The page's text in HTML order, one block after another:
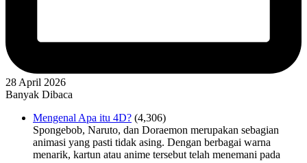
28 April 2026
Banyak Dibaca
Mengenal Apa itu 4D? (4,306)
Spongebob, Naruto, dan Doraemon merupakan sebagian
animasi yang pasti tidak asing. Dengan berbagai warna
menarik, kartun atau anime tersebut telah menemani pada